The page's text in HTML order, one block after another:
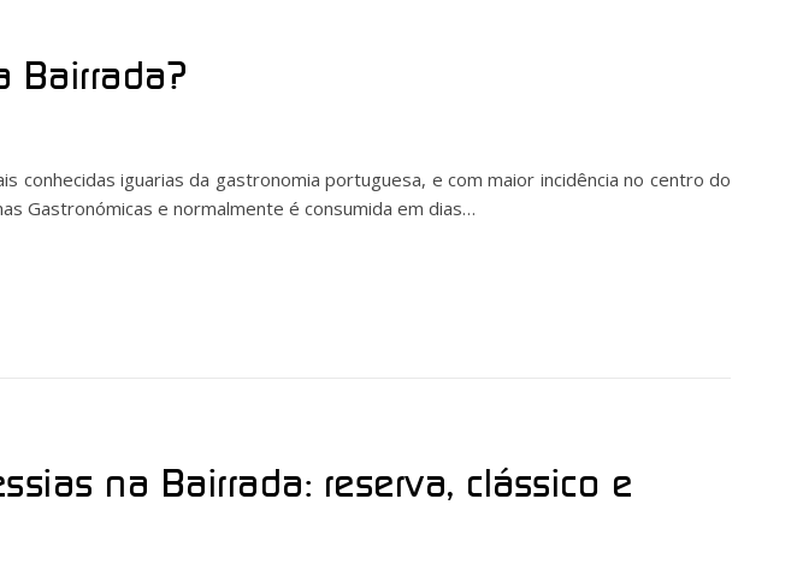
Bairrada?
conhecidas iguarias da gastronomia portuguesa, e com maior incidência no centro do
Gastronómicas e normalmente é consumida em dias…
na Bairrada: reserva, clássico e